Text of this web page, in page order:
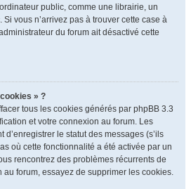
public, comme une librairie, un
vous n’arrivez pas à trouver cette case à
du forum ait désactivé cette
» ?
tous les cookies générés par phpBB 3.3
et votre connexion au forum. Les
le statut des messages (s’ils
où cette fonctionnalité a été activée par un
rencontrez des problèmes récurrents de
forum, essayez de supprimer les cookies.